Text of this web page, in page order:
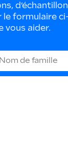
formulaire
vous aider.